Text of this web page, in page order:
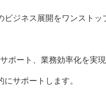
ビジネス展開をワンスト
ポート、業務効率化を実
にサポートします。